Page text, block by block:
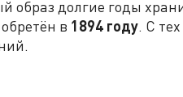
образ долгие годы
в 1894 году. С